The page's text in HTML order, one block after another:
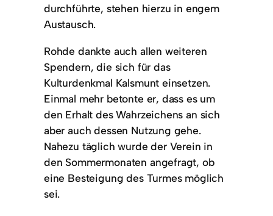
durchführte, stehen hierzu in engem
Austausch.
Rohde dankte auch allen weiteren
Spendern, die sich für das
Kulturdenkmal Kalsmunt einsetzen.
Einmal mehr betonte er, dass es um
den Erhalt des Wahrzeichens an sich
aber auch dessen Nutzung gehe.
Nahezu täglich wurde der Verein in
den Sommermonaten angefragt, ob
eine Besteigung des Turmes möglich
sei.